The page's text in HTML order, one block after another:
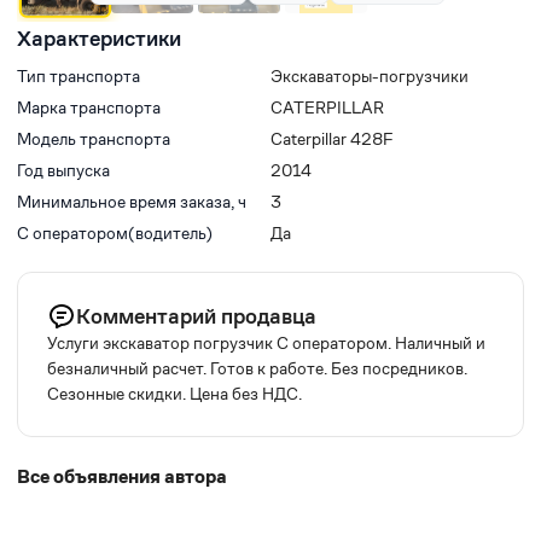
Характеристики
Тип транспорта
Экскаваторы-погрузчики
Марка транспорта
CATERPILLAR
Модель транспорта
Caterpillar 428F
Год выпуска
2014
Минимальное время заказа, ч
3
С оператором(водитель)
Да
Комментарий продавца
Услуги экскаватор погрузчик С оператором. Наличный и
безналичный расчет. Готов к работе. Без посредников.
Сезонные скидки. Цена без НДС.
Все объявления автора